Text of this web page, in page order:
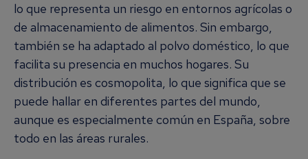
lo que representa un riesgo en entornos agrícolas o
de almacenamiento de alimentos. Sin embargo,
también se ha adaptado al polvo doméstico, lo que
facilita su presencia en muchos hogares. Su
distribución es cosmopolita, lo que significa que se
puede hallar en diferentes partes del mundo,
aunque es especialmente común en España, sobre
todo en las áreas rurales.